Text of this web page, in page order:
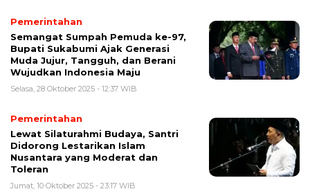
Pemerintahan
Semangat Sumpah Pemuda ke-97,
Bupati Sukabumi Ajak Generasi
Muda Jujur, Tangguh, dan Berani
Wujudkan Indonesia Maju
Selasa, 28 Oktober 2025 - 12:37 WIB
Pemerintahan
Lewat Silaturahmi Budaya, Santri
Didorong Lestarikan Islam
Nusantara yang Moderat dan
Toleran
Jumat, 10 Oktober 2025 - 23:17 WIB